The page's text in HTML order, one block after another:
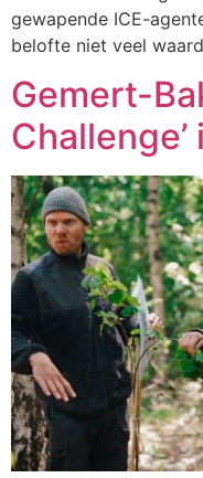
gewapende ICE-
belofte niet veel
Gemert-